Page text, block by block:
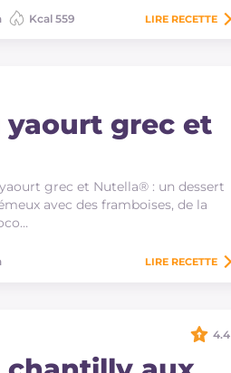
Kcal 559 LIRE RECETTE
yaourt grec et
grec et Nutella® : un dessert
avec des framboises, de la
LIRE RECETTE
4.4